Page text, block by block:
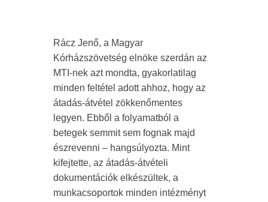
Rácz Jenő, a Magyar
Kórházszövetség elnöke szerdán az
MTI-nek azt mondta, gyakorlatilag
minden feltétel adott ahhoz, hogy az
átadás-átvétel zökkenőmentes
legyen. Ebből a folyamatból a
betegek semmit sem fognak majd
észrevenni – hangsúlyozta. Mint
kifejtette, az átadás-átvételi
dokumentációk elkészültek, a
munkacsoportok minden intézményt